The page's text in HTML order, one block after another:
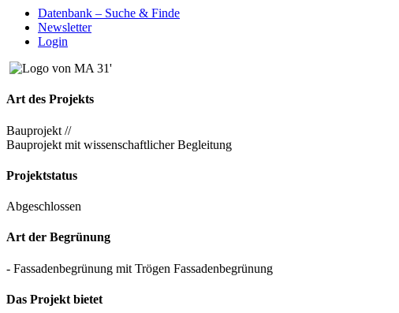
Datenbank – Suche & Finde
Newsletter
Login
Art des Projekts
Bauprojekt //
Bauprojekt mit wissenschaftlicher Begleitung
Projektstatus
Abgeschlossen
Art der Begrünung
- Fassadenbegrünung mit Trögen Fassadenbegrünung
Das Projekt bietet